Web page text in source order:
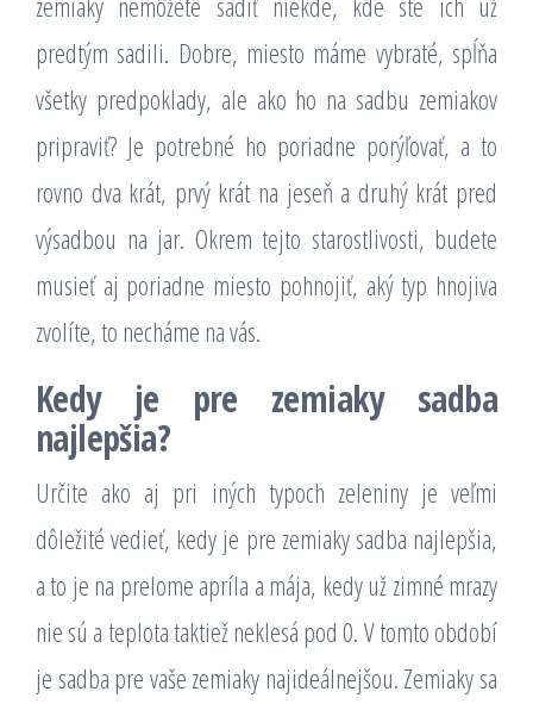
predtým sadili. Dobre, miesto máme vybraté, spĺňa
všetky predpoklady, ale ako ho na sadbu zemiakov
pripraviť? Je potrebné ho poriadne porýľovať, a to
rovno dva krát, prvý krát na jeseň a druhý krát pred
výsadbou na jar. Okrem tejto starostlivosti, budete
musieť aj poriadne miesto pohnojiť, aký typ hnojiva
zvolíte, to necháme na vás.
Kedy je pre zemiaky sadba
najlepšia?
Určite ako aj pri iných typoch zeleniny je veľmi
dôležité vedieť, kedy je pre zemiaky sadba najlepšia,
a to je na prelome apríla a mája, kedy už zimné mrazy
nie sú a teplota taktiež neklesá pod 0. V tomto období
je sadba pre vaše zemiaky najideálnejšou. Zemiaky sa